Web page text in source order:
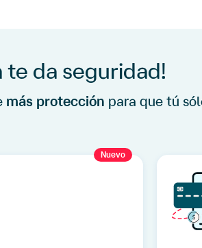
te da seguridad!
más protección para que tú
Nuevo